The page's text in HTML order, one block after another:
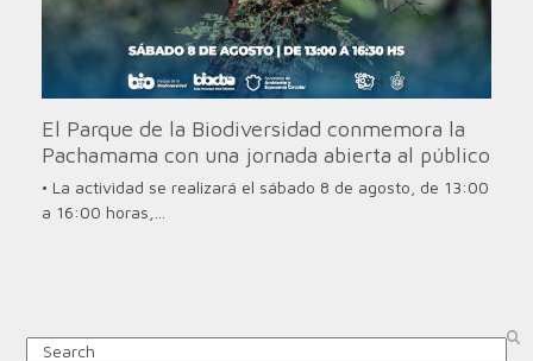
El Parque de la Biodiversidad conmemora la
Pachamama con una jornada abierta al público
• La actividad se realizará el sábado 8 de agosto, de 13:00
a 16:00 horas,…
Search